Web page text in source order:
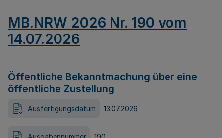
MB.NRW 2026 Nr. 190 vom
14.07.2026
Öffentliche Bekanntmachung über eine
öffentliche Zustellung
Ausfertigungsdatum 13.07.2026
Ausgabennummer 190